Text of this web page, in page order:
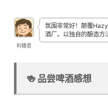
利穗君
氛围非常好！颠覆
酒厂。以独自的酿造方
🍻 品尝啤酒感想